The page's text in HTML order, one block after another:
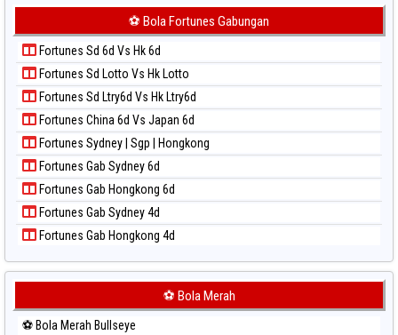
Paito Warna Sydney Lotto
Paito Warna Sydney Pools 6d
Paito Warna Taipei
Paito Warna Taiwan
Paito Harian Korea
Paito Harian Kuda Lari
Paito Harian Magnum Cambodia
Paito Harian Nagoya
Paito Harian New York Midday
Paito Harian North Carolina Day
Paito Harian Pcso
Paito Harian Pennsylvania Day
Paito Harian Sao Paulo
Paito Harian Singapore
Paito Harian Sydney
Paito Harian Sydney Lottery
Paito Harian Sydney Lottery 6d
Paito Harian Sydney Lotto
⚽ Bola Fortunes Gabungan
Fortunes Sd 6d Vs Hk 6d
Fortunes Sd Lotto Vs Hk Lotto
Fortunes Sd Ltry6d Vs Hk Ltry6d
Fortunes China 6d Vs Japan 6d
Fortunes Sydney | Sgp | Hongkong
Fortunes Gab Sydney 6d
Fortunes Gab Hongkong 6d
Fortunes Gab Sydney 4d
Fortunes Gab Hongkong 4d
⚽ Bola Merah
⚽ Bola Merah Bullseye